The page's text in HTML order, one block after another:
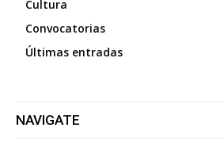
Cultura
Convocatorias
Últimas entradas
NAVIGATE